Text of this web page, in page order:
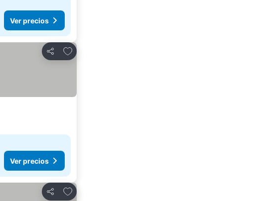
Ver precios
Compartir
Añadir a favoritos
Ver precios
Compartir
Añadir a favoritos